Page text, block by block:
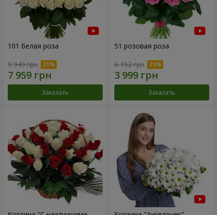
101 белая роза
9 949 грн
Заказать
51 розовая роза
6 152 грн
Заказать